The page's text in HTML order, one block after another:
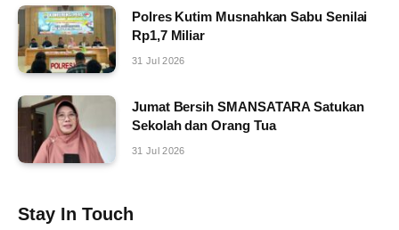
Polres Kutim Musnahkan Sabu Senilai
Rp1,7 Miliar
31 Jul 2026
Jumat Bersih SMANSATARA Satukan
Sekolah dan Orang Tua
31 Jul 2026
Stay In Touch